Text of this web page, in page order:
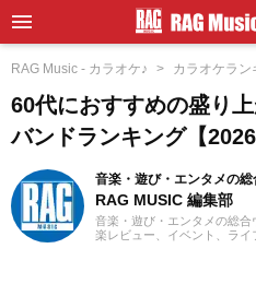
RAG Music - カラオケ♪ カラオケラン
60代におすすめの盛り
バンドランキング【2026
音楽・遊び・エンタメの
RAG MUSIC 編集部
音楽・遊び・エンタメの総
楽レビュー、イベント、ラ